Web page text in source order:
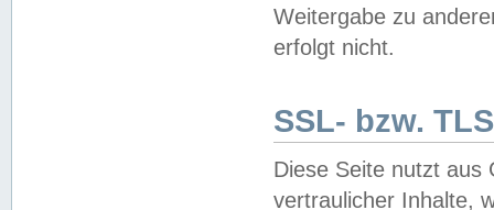
Weitergabe zu
erfolgt nicht.
SSL- bzw.
Diese Seite nutzt aus
vertraulicher Inhalte,